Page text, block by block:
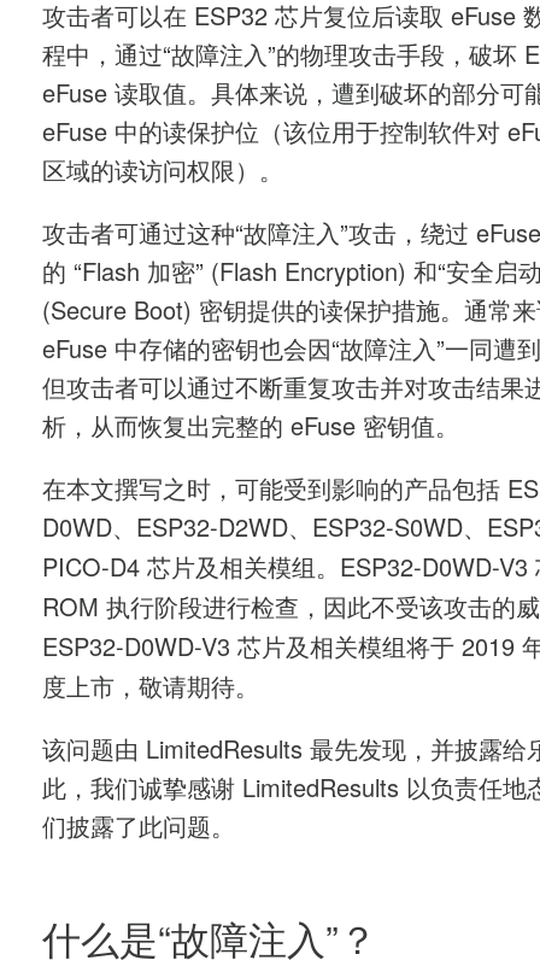
攻击者可以在 ESP32 芯片复位后读取 eFuse
程中，通过“故障注入”的物理攻击手段，破坏
eFuse 读取值。具体来说，遭到破坏的部分可
eFuse 中的读保护位（该位用于控制软件对
区域的读访问权限）。
攻击者可通过这种“故障注入”攻击，绕过
的 “Flash 加密” (Flash Encryption) 和“安全启
(Secure Boot) 密钥提供的读保护措施。通常
eFuse 中存储的密钥也会因“故障注入”一同遭
但攻击者可以通过不断重复攻击并对攻击结果
析，从而恢复出完整的 eFuse 密钥值。
在本文撰写之时，可能受到影响的产品包括
D0WD、ESP32-D2WD、ESP32-S0WD、
PICO-D4 芯片及相关模组。
ESP32-D0WD-V3
ROM 执行阶段进行检查，因此不受该攻击的
ESP32-D0WD-V3 芯片及相关模组将于 2019
度上市，敬请期待。
该问题由 LimitedResults 最先发现，并披露给
此，我们诚挚感谢 LimitedResults 以负责任地
们披露了此问题。
什么是“故障注入”？